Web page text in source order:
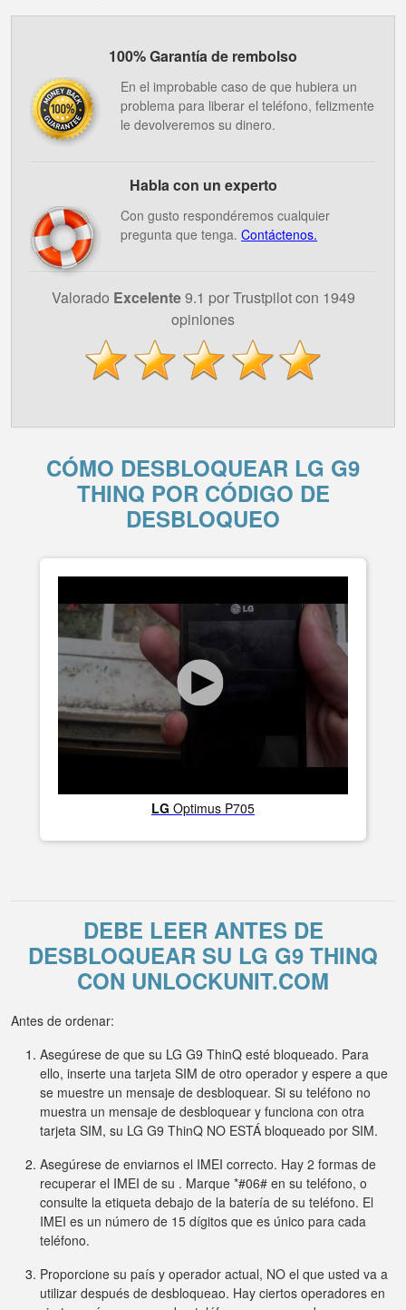
100% Garantía de rembolso
En el improbable caso de que hubiera un
problema para liberar el teléfono, felizmente
le devolveremos su dinero.
Habla con un experto
Con gusto respondéremos cualquier
pregunta que tenga. Contáctenos.
Valorado Excelente9.1 por Trustpilot con 1949
opiniones
CÓMO DESBLOQUEAR LG G9
THINQ POR CÓDIGO DE
DESBLOQUEO
LG Optimus P705
DEBE LEER ANTES DE
DESBLOQUEAR SU LG G9 THINQ
CON UNLOCKUNIT.COM
Antes de ordenar:
Asegúrese de que su LG G9 ThinQ esté bloqueado. Para
ello, inserte una tarjeta SIM de otro operador y espere a que
se muestre un mensaje de desbloquear. Si su teléfono no
muestra un mensaje de desbloquear y funciona con otra
tarjeta SIM, su LG G9 ThinQ NO ESTÁ bloqueado por SIM.
Asegúrese de enviarnos el IMEI correcto. Hay 2 formas de
recuperar el IMEI de su . Marque *#06# en su teléfono, o
consulte la etiqueta debajo de la batería de su teléfono. El
IMEI es un número de 15 dígitos que es único para cada
teléfono.
Proporcione su país y operador actual, NO el que usted va a
utilizar después de desbloqueao. Hay ciertos operadores en